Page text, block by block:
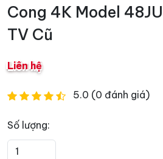
Cong 4K Model
TV Cũ
Liên hệ
5.0 (0 đánh giá)
Số lượng: